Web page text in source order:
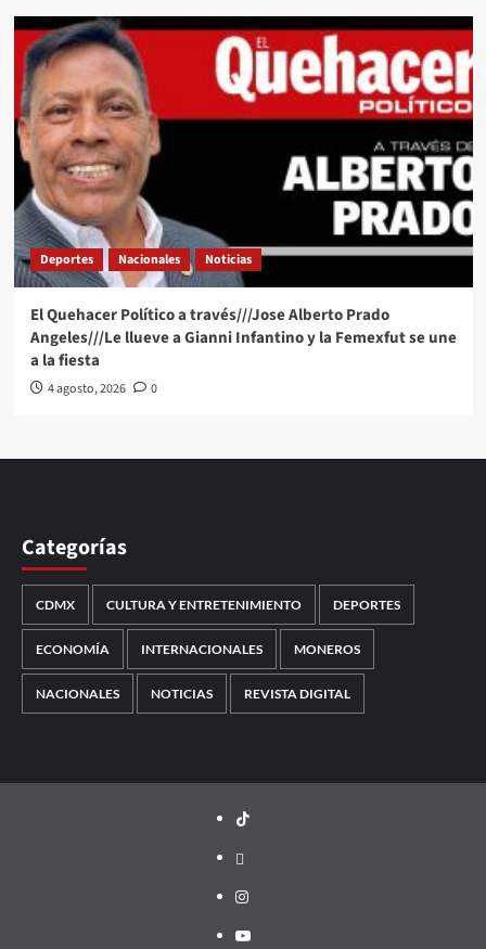
Deportes Nacionales Noticias
El Quehacer Político a través///Jose Alberto Prado
Angeles///Le llueve a Gianni Infantino y la Femexfut se une
a la fiesta
4 agosto, 2026 0
Categorías
CDMX CULTURA Y ENTRETENIMIENTO DEPORTES
ECONOMÍA INTERNACIONALES MONEROS
NACIONALES NOTICIAS REVISTA DIGITAL
TikTok
threads
Instagram
Youtube